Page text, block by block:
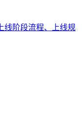
上线阶段流程、上线规